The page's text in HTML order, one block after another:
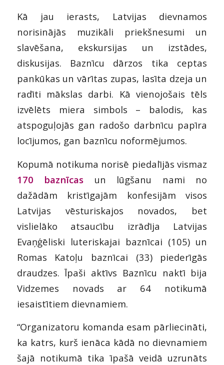
Kā jau ierasts, Latvijas dievnamos
norisinājās muzikāli priekšnesumi un
slavēšana, ekskursijas un izstādes,
diskusijas. Baznīcu dārzos tika ceptas
pankūkas un vārītas zupas, lasīta dzeja un
radīti mākslas darbi. Kā vienojošais tēls
izvēlēts miera simbols – balodis, kas
atspoguļojās gan radošo darbnīcu papīra
locījumos, gan baznīcu noformējumos.
Kopumā notikuma norisē piedalījās vismaz
170 baznīcas un lūgšanu nami no
dažādām kristīgajām konfesijām visos
Latvijas vēsturiskajos novados, bet
vislielāko atsaucību izrādīja Latvijas
Evaņģēliski luteriskajai baznīcai (105) un
Romas Katoļu baznīcai (33) piederīgās
draudzes. Īpaši aktīvs Baznīcu naktī bija
Vidzemes novads ar 64 notikumā
iesaistītiem dievnamiem.
“Organizatoru komanda esam pārliecināti,
ka katrs, kurš ienāca kādā no dievnamiem
šajā notikumā tika īpašā veidā uzrunāts